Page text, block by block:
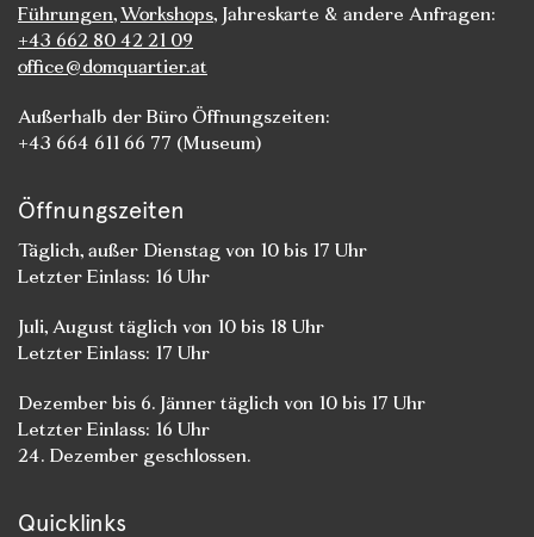
Führungen,Workshops, Jahreskarte & andere Anfragen:
+43 662 80 42 21 09
office@domquartier.at
Außerhalb der Büro Öffnungszeiten:
+43 664 611 66 77 (Museum)
Öffnungszeiten
Täglich, außer Dienstag von 10 bis 17 Uhr
Letzter Einlass: 16 Uhr
Juli, August täglich von 10 bis 18 Uhr
Letzter Einlass: 17 Uhr
Dezember bis 6. Jänner täglich von 10 bis 17 Uhr
Letzter Einlass: 16 Uhr
24. Dezember geschlossen.
Quicklinks